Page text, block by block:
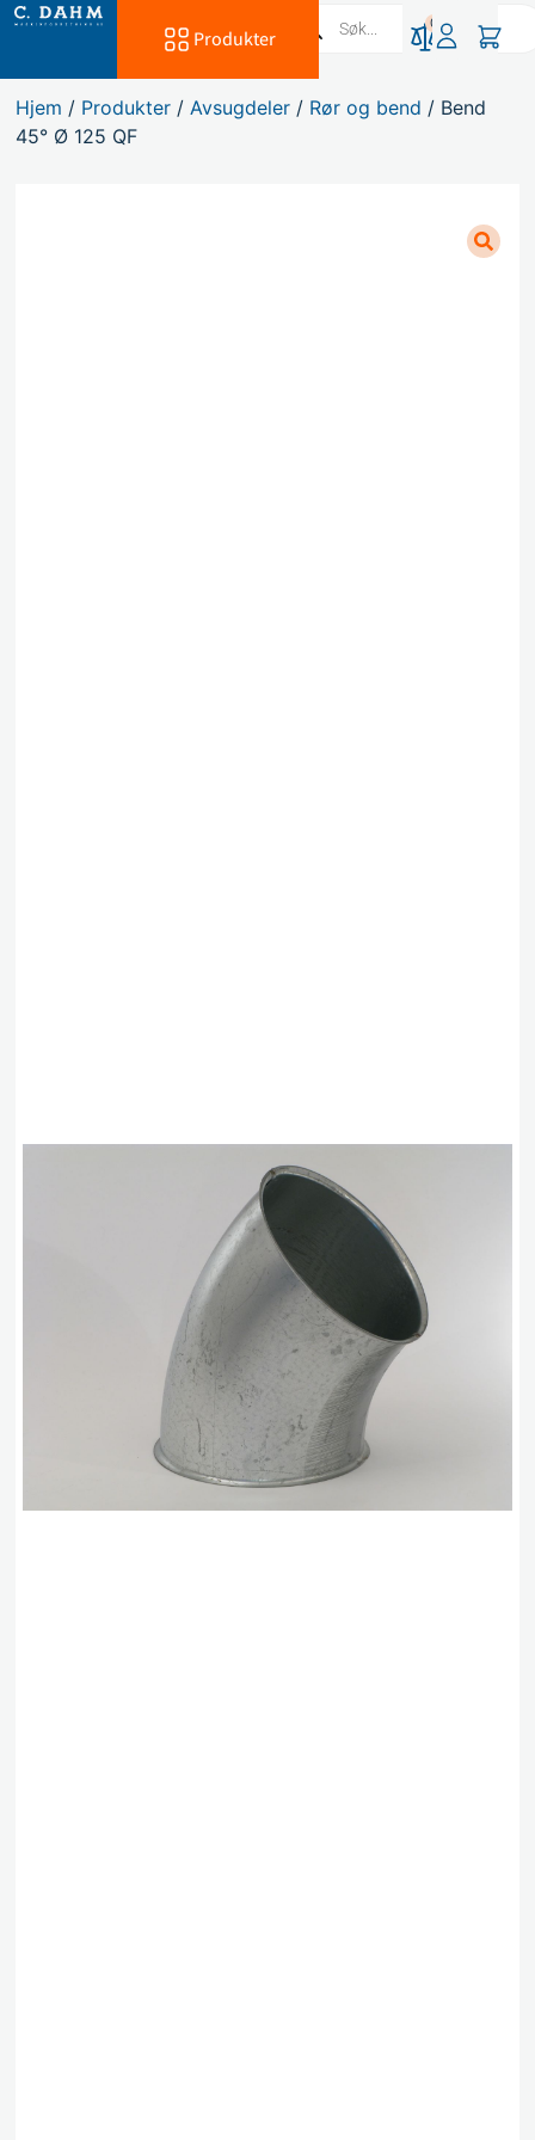
Produkter
0
Hjem / Produkter /Avsugdeler / Rør og bend / Bend
45° Ø 125 QF